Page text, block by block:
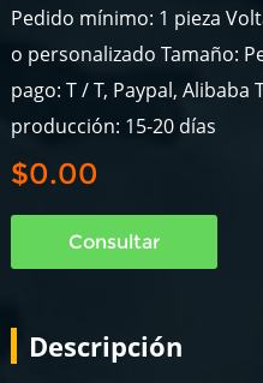
Pedido mínimo: 1 pieza
o personalizado Tamaño:
pago: T / T, Paypal,
producción: 15-20 días
$0.00
Consultar
Descripción